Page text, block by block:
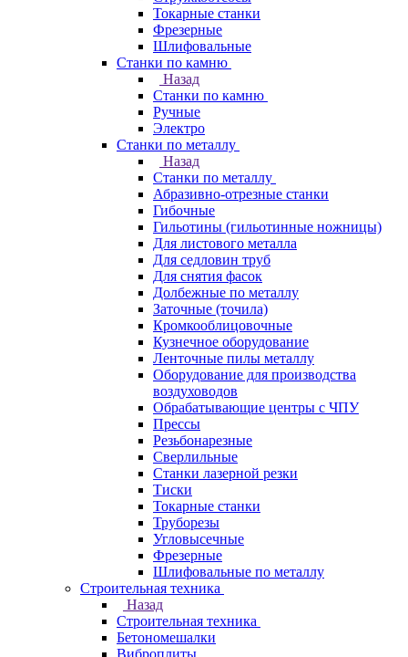
Токарные станки
Фрезерные
Шлифовальные
Станки по камню
Назад
Станки по камню
Ручные
Электро
Станки по металлу
Назад
Станки по металлу
Абразивно-отрезные станки
Гибочные
Гильотины (гильотинные ножницы)
Для листового металла
Для седловин труб
Для снятия фасок
Долбежные по металлу
Заточные (точила)
Кромкооблицовочные
Кузнечное оборудование
Ленточные пилы металлу
Оборудование для производства
воздуховодов
Обрабатывающие центры с ЧПУ
Прессы
Резьбонарезные
Сверлильные
Станки лазерной резки
Тиски
Токарные станки
Труборезы
Угловысечные
Фрезерные
Шлифовальные по металлу
Строительная техника
Назад
Строительная техника
Бетономешалки
Виброплиты